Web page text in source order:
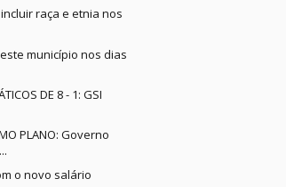
raça e etnia nos
município nos dias
DE 8 - 1: GSI
PLANO: Governo
o novo salário